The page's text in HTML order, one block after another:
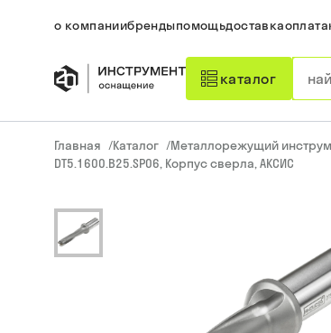
о компаниибрендыпомощьдоставкаоплата
каталог
Главная /Каталог /Металлорежущий
DT5.1600.B25.SP06, Корпус сверла, АКСИС